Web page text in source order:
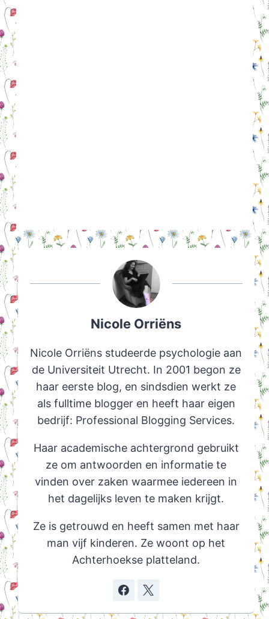
Nicole Orriëns
Nicole Orriëns studeerde psychologie aan
de Universiteit Utrecht. In 2001 begon ze
haar eerste blog, en sindsdien werkt ze
als fulltime blogger en heeft haar eigen
bedrijf: Professional Blogging Services.
Haar academische achtergrond gebruikt
ze om antwoorden en informatie te
vinden over zaken waarmee iedereen in
het dagelijks leven te maken krijgt.
Ze is getrouwd en heeft samen met haar
man vijf kinderen. Ze woont op het
Achterhoekse platteland.